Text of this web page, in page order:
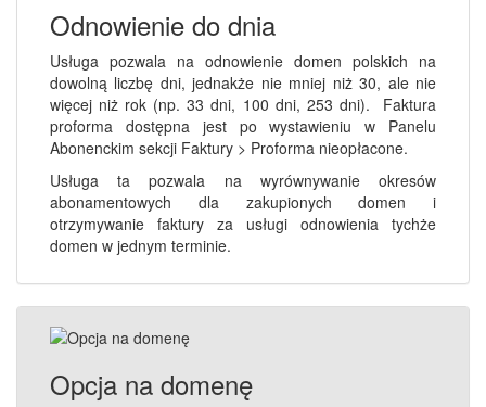
Odnowienie do dnia
Usługa pozwala na odnowienie domen polskich na
dowolną liczbę dni, jednakże nie mniej niż 30, ale nie
więcej niż rok (np. 33 dni, 100 dni, 253 dni). Faktura
proforma dostępna jest po wystawieniu w Panelu
Abonenckim sekcji Faktury > Proforma nieopłacone.
Usługa ta pozwala na wyrównywanie okresów
abonamentowych dla zakupionych domen i
otrzymywanie faktury za usługi odnowienia tychże
domen w jednym terminie.
Opcja na domenę